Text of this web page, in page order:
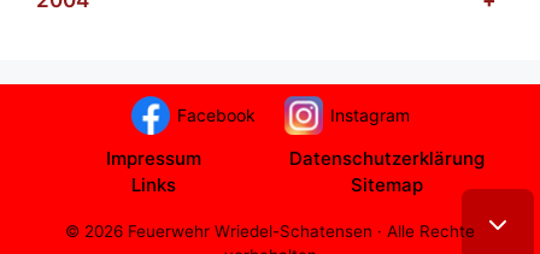
Facebook Instagram
Impressum
Datenschutzerklärung
Links
Sitemap
© 2026 Feuerwehr Wriedel-Schatensen · Alle Rechte